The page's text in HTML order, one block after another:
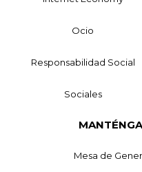
Ocio
Responsabilidad Social
Sociales
Mesa de